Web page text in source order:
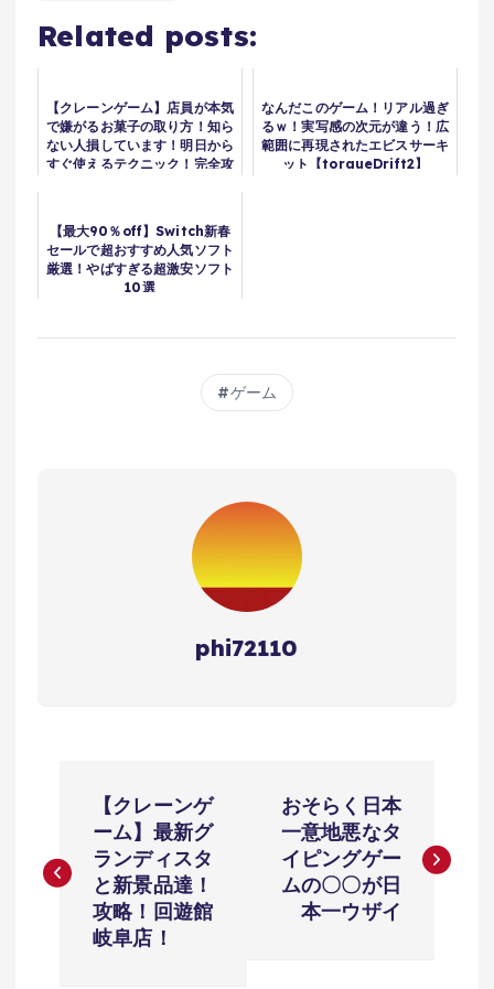
Related posts:
【クレーンゲーム】店員が本気
で嫌がるお菓子の取り方！知ら
ない人損しています！明日から
すぐ使えるテクニック！完全攻
なんだこのゲーム！リアル過ぎ
るｗ！実写感の次元が違う！広
範囲に再現されたエビスサーキ
ット【torqueDrift2】
【最大90％off】Switch新春
セールで超おすすめ人気ソフト
厳選！やばすぎる超激安ソフト
10選
ゲーム
phi72110
ナ
【クレーンゲ
ーム】最新グ
ランディスタ
と新景品達！
攻略！回遊館
岐阜店！
おそらく日本
一意地悪なタ
イピングゲー
ムの〇〇が日
本一ウザイ